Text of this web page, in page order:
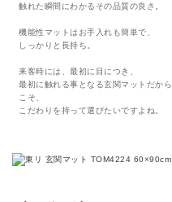
触れた瞬間にわかるその品質の良さ。
機能性マットはお手入れも簡単で、
しっかりと長持ち。
来客時には、最初に目につき、
最初に触れる事となる玄関マットだから
こそ、
こだわりを持って選びたいですよね。